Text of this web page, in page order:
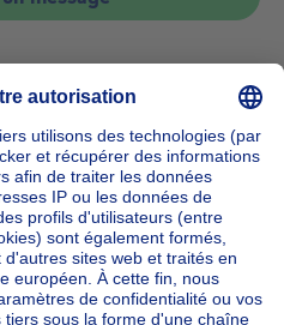
Flamand (province)
à Linkebeek